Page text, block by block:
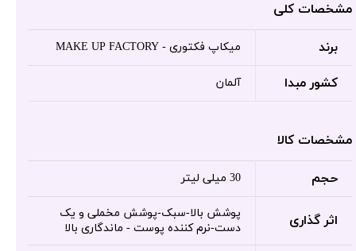
مشخصات کلی
برند میکاپ فکتوری - MAKE UP FACTORY
کشور مبدا آلمان
مشخصات کالا
حجم 30 میلی لیتر
اثر گذاری
پوشش بالا-سبک-پوشش مخملی و یک
دست-نرم کننده پوست - ماندگاری بالا